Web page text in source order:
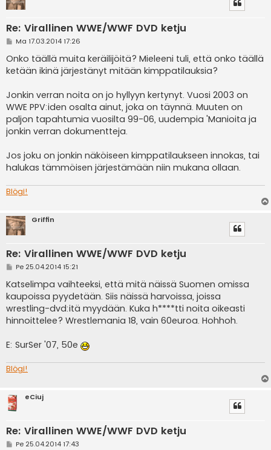
Re: Virallinen WWE/WWF DVD ketju
V
e
s
t
Ma 17.03.2014 17:26
Onko täällä muita keräilijöitä? Mieleeni tuli, että onko täällä
ketään ikinä järjestänyt mitään kimppatilauksia?
Jonkin verran noita on jo hyllyyn kertynyt. Vuosi 2003 on
WWE PPV:iden osalta ainut, joka on täynnä. Muuten on
paljon tapahtumia vuosilta 99-06, uudempia 'Manioita ja
jonkin verran dokumentteja.
Jos joku on jonkin näköiseen kimppatilaukseen innokas, tai
halukas tämmöisen järjestämään niin mukana ollaan.
Blögi!
Griffin
Re: Virallinen WWE/WWF DVD ketju
V
e
s
t
i
Pe 25.04.2014 15:21
Katselimpa vaihteeksi, että mitä näissä Suomen omissa
kaupoissa pyydetään. Siis näissä harvoissa, joissa
wrestling-dvd:itä myydään. Kuka h****tti noita oikeasti
hinnoittelee? Wrestlemania 18, vain 60euroa. Hohhoh.
E: SurSer '07, 50e
Blögi!
eCiuj
Re: Virallinen WWE/WWF DVD ketju
VPe 25.04.2014 17:43